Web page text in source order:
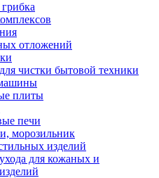
отложений
чистки бытовой техники
плиты
печи
морозильник
изделий
для кожаных и